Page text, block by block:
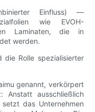
Einfluss) —
wie EVOH-
Laminaten, die in
werden.
die Rolle spezialisierter
genannt, verkörpert
Anstatt ausschließlich
das Unternehmen